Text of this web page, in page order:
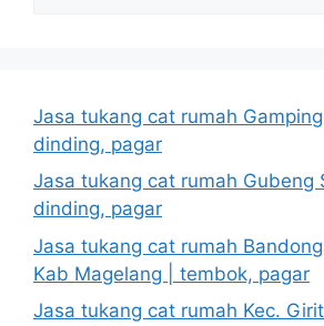
Jasa tukang cat rumah
dinding, pagar
Jasa tukang cat rumah Gubeng
dinding, pagar
Jasa tukang cat rumah
Kab Magelang | tembok, pagar
Jasa tukang cat rumah Kec.